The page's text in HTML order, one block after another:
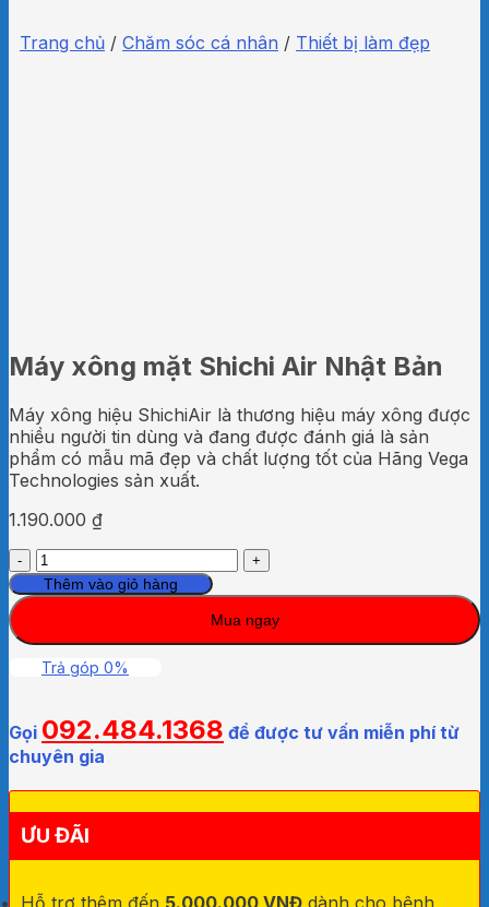
Trang chủ / Chăm sóc cá nhân / Thiết bị làm đẹp
Máy xông mặt Shichi Air Nhật Bản
Máy xông hiệu ShichiAir là thương hiệu máy xông được
nhiều người tin dùng và đang được đánh giá là sản
phẩm có mẫu mã đẹp và chất lượng tốt của Hãng Vega
Technologies sản xuất.
1.190.000 ₫
Máy
xông
mặt
Air
Nhật
lượng
Thêm vào giỏ hàng
Mua ngay
Trả góp 0%
Gọi 092.484.1368 để được tư vấn miễn phí từ
chuyên gia
ƯU ĐÃI
Hỗ trợ thêm đến 5.000.000 VNĐ dành cho bệnh